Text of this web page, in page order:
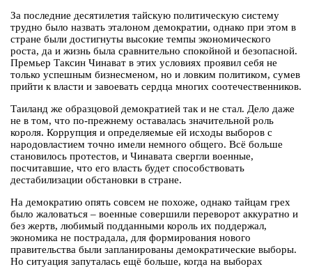
За последние десятилетия тайскую политическую систему
трудно было назвать эталоном демократии, однако при этом в
стране были достигнуты высокие темпы экономического
роста, да и жизнь была сравнительно спокойной и безопасной.
Премьер Таксин Чинават в этих условиях проявил себя не
только успешным бизнесменом, но и ловким политиком, сумев
прийти к власти и завоевать сердца многих соотечественников.
Таиланд же образцовой демократией так и не стал. Дело даже
не в том, что по-прежнему оставалась значительной роль
короля. Коррупция и определяемые ей исходы выборов с
народовластием точно имели немного общего. Всё больше
становилось протестов, и Чинавата свергли военные,
посчитавшие, что его власть будет способствовать
дестабилизации обстановки в стране.
На демократию опять совсем не похоже, однако тайцам грех
было жаловаться – военные совершили переворот аккуратно и
без жертв, любимый подданными король их поддержал,
экономика не пострадала, для формирования нового
правительства были запланированы демократические выборы.
Но ситуация запуталась ещё больше, когда на выборах